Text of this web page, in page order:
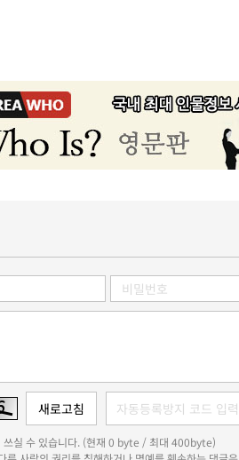
쓰실 수 있습니다. (현재 0 byte / 최대 400byte)